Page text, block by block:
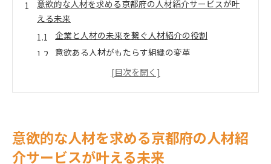
意欲的な人材を求める京都府の人材紹介サービスが叶
える未来
企業と人材の未来を繋ぐ人材紹介の役割
意欲ある人材がもたらす組織の変革
京都府における人材紹介の可能性と展望
京都で意欲を引き出す人材紹介の魅力とは
意欲を引き出すためのサポート体制
意欲的な人材を求める京都府の人材紹
介サービスが叶える未来